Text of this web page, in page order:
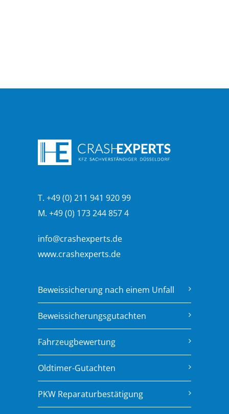
T. +49 (0) 211 941 920 99
M. +49 (0) 173 244 857 4
info@crashexperts.de
www.crashexperts.de
Beweissicherung nach einem Unfall
Beweissicherungsgutachten
Fahrzeugbewertung
Oldtimer-Gutachten
PKW Reparaturbestätigung